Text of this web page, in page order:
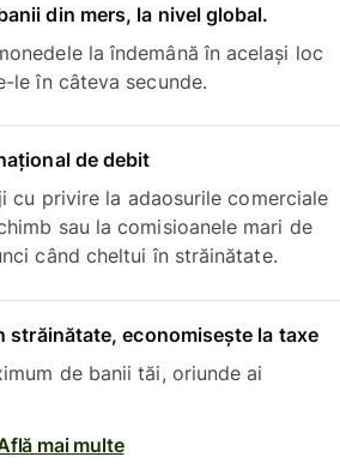
din mers, la nivel global.
la îndemână în același loc
le în câteva secunde.
de debit
cu privire la adaosurile comerciale
sau la comisioanele mari de
când cheltui în străinătate.
străinătate, economisește la taxe
de banii tăi, oriunde ai
mai multe